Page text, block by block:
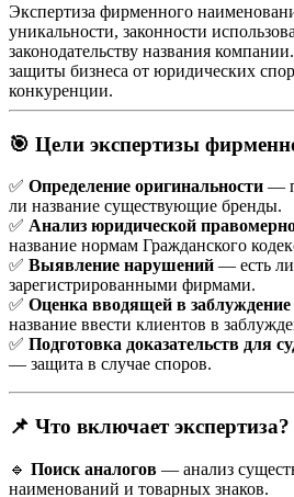
Экспертиза фирменного
уникальности, законности
законодательству названия
защиты бизнеса от юридических
конкуренции.
🎯 Цели экспертизы
✅ Определение оригинальности —
ли название существующие бренды.
✅ Анализ юридической
название нормам Гражданского
✅ Выявление нарушений — есть ли
зарегистрированными фирмами.
✅ Оценка вводящей в заблуждение
название ввести клиентов в
✅ Подготовка доказательств для
— защита в случае споров.
📌 Что включает экспертиза?
🔹 Поиск аналогов — анализ
наименований и товарных знаков.